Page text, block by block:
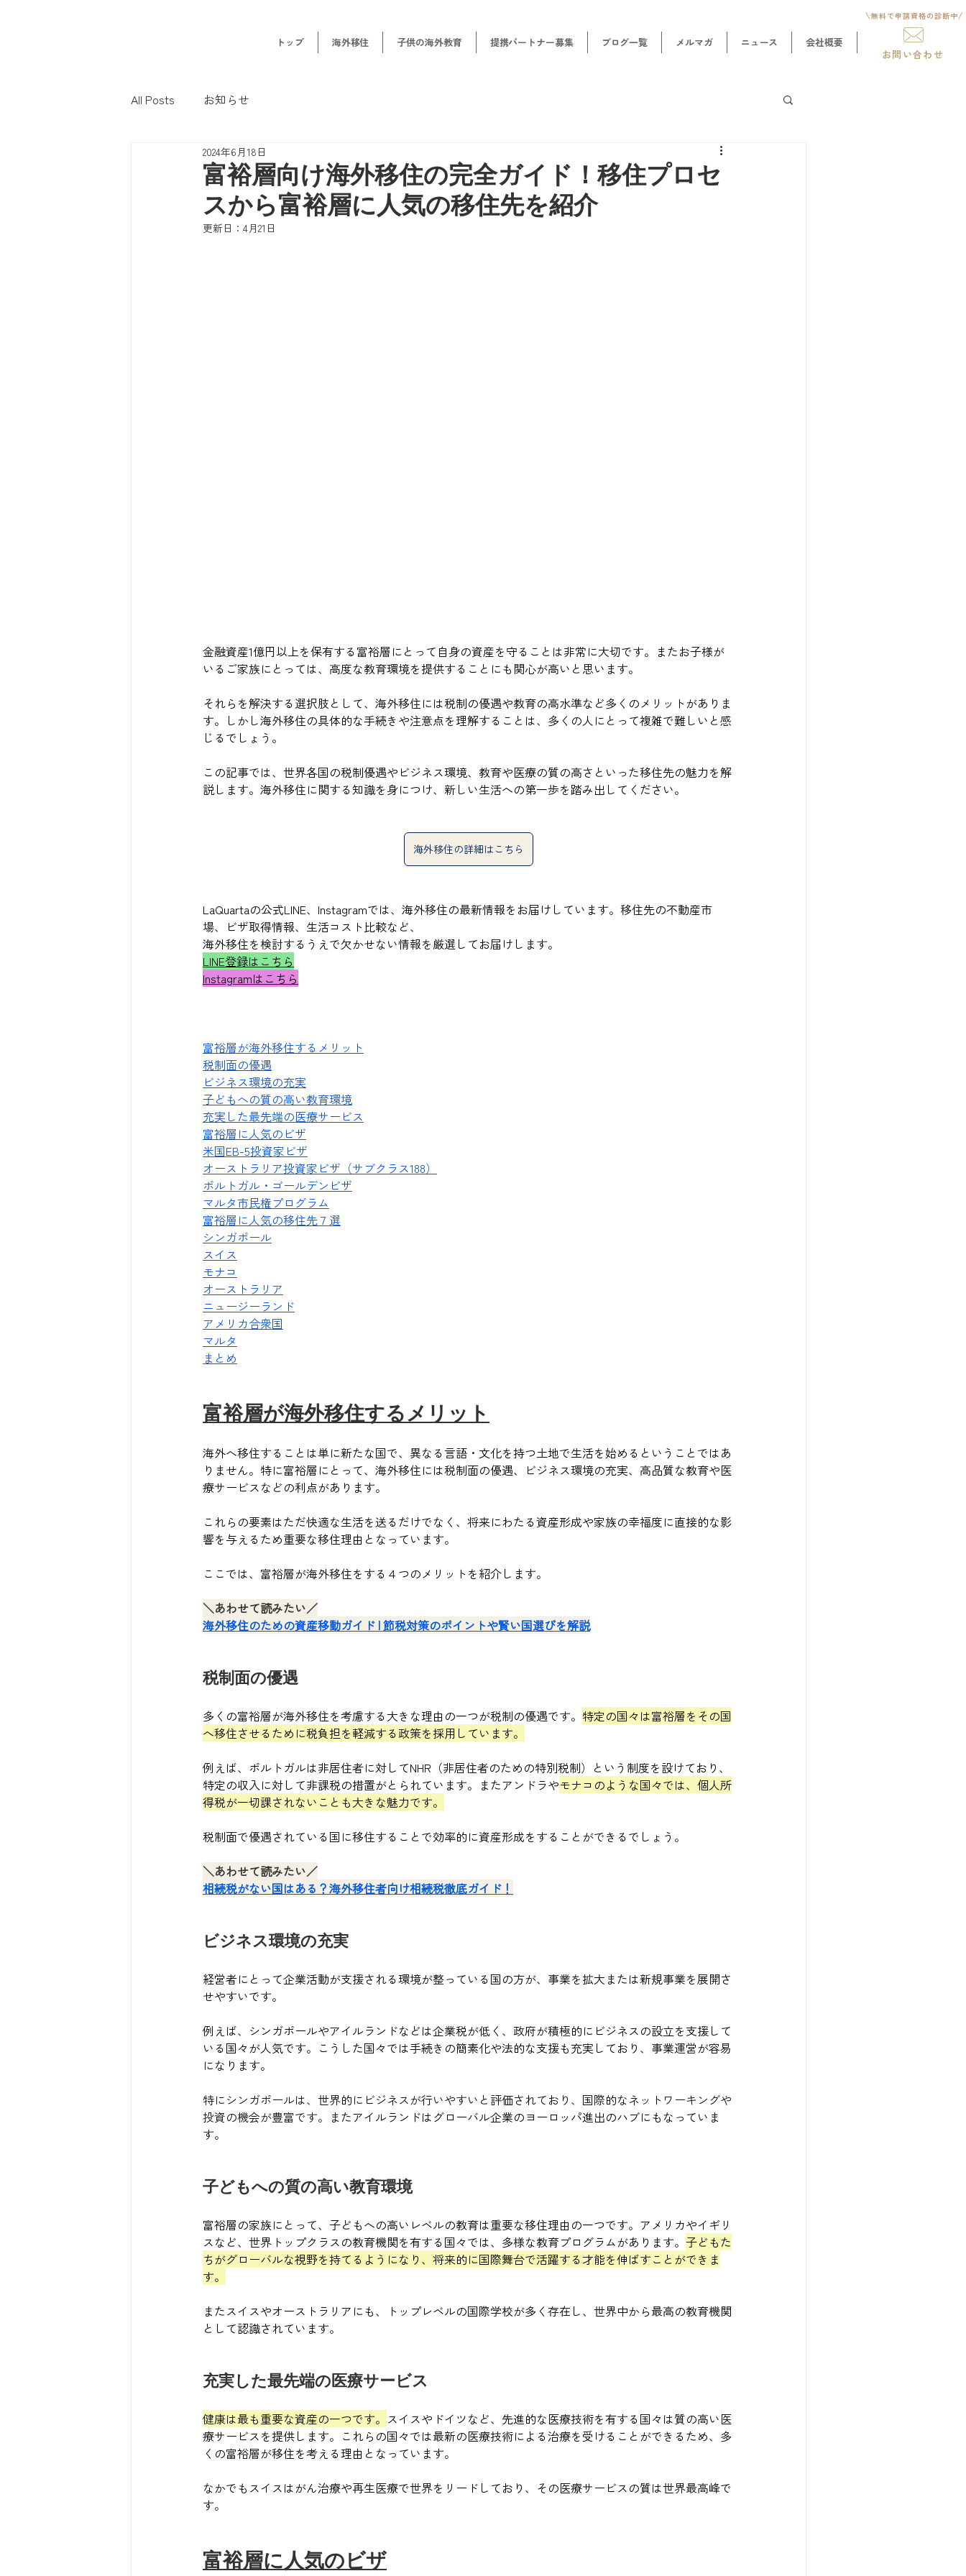
お問い合わせ
トップ 海外移住 子供の海外教育 提携パートナー募集 ブログ一覧 メルマガ ニュース 会社概要
\ 無料で申請資格の診断中/
All Posts お知らせ
富裕層向け海外移住の完全ガイド！移住プロセ
スから富裕層に人気の移住先を紹介
2024年6月18日
更新日： 4月21日
金融資産1億円以上を保有する富裕層にとって自身の資産を守ることは非常に大切です。またお子様が
いるご家族にとっては、高度な教育環境を提供することにも関心が高いと思います。
それらを解決する選択肢として、海外移住には税制の優遇や教育の高水準など多くのメリットがありま
す。しかし海外移住の具体的な手続きや注意点を理解することは、多くの人にとって複雑で難しいと感
じるでしょう。
この記事では、世界各国の税制優遇やビジネス環境、教育や医療の質の高さといった移住先の魅力を解
説します。海外移住に関する知識を身につけ、新しい生活への第一歩を踏み出してください。
海外移住の詳細はこちら
LaQuartaの公式LINE、Instagramでは、海外移住の最新情報をお届けしています。移住先の不動産市
場、ビザ取得情報、生活コスト比較など、
海外移住を検討するうえで欠かせない情報を厳選してお届けします。
LINE登録はこちら
Instagramはこちら
富裕層が海外移住するメリット
税制面の優遇
ビジネス環境の充実
子どもへの質の高い教育環境
充実した最先端の医療サービス
富裕層に人気のビザ
米国EB-5投資家ビザ
オーストラリア投資家ビザ（サブクラス188）
ポルトガル・ゴールデンビザ
マルタ市民権プログラム
富裕層に人気の移住先７選
シンガポール
スイス
モナコ
オーストラリア
ニュージーランド
アメリカ合衆国
マルタ
まとめ
富裕層が海外移住するメリット
海外へ移住することは単に新たな国で、異なる言語・文化を持つ土地で生活を始めるということではあ
りません。特に富裕層にとって、海外移住には税制面の優遇、ビジネス環境の充実、高品質な教育や医
療サービスなどの利点があります。
これらの要素はただ快適な生活を送るだけでなく、将来にわたる資産形成や家族の幸福度に直接的な影
響を与えるため重要な移住理由となっています。
ここでは、富裕層が海外移住をする４つのメリットを紹介します。
＼あわせて読みたい／
海外移住のための資産移動ガイド | 節税対策のポイントや賢い国選びを解説
税制面の優遇
多くの富裕層が海外移住を考慮する大きな理由の一つが税制の優遇です。 特定の国々は富裕層をその国
へ移住させるために税負担を軽減する政策を採用しています。
例えば、ポルトガルは非居住者に対してNHR（非居住者のための特別税制）という制度を設けており、
特定の収入に対して非課税の措置がとられています。またアンドラやモナコのような国々では、個人所
得税が一切課されないことも大きな魅力です。
税制面で優遇されている国に移住することで効率的に資産形成をすることができるでしょう。
＼あわせて読みたい／
相続税がない国はある？海外移住者向け相続税徹底ガイド！
ビジネス環境の充実
経営者にとって企業活動が支援される環境が整っている国の方が、事業を拡大または新規事業を展開さ
せやすいです。
例えば、シンガポールやアイルランドなどは企業税が低く、政府が積極的にビジネスの設立を支援して
いる国々が人気です。こうした国々では手続きの簡素化や法的な支援も充実しており、事業運営が容易
になります。
特にシンガポールは、世界的にビジネスが行いやすいと評価されており、国際的なネットワーキングや
投資の機会が豊富です。またアイルランドはグローバル企業のヨーロッパ進出のハブにもなっていま
す。
子どもへの質の高い教育環境
富裕層の家族にとって、子どもへの高いレベルの教育は重要な移住理由の一つです。アメリカやイギリ
スなど、世界トップクラスの教育機関を有する国々では、多様な教育プログラムがあります。 子どもた
ちがグローバルな視野を持てるようになり、将来的に国際舞台で活躍する才能を伸ばすことができま
す。
またスイスやオーストラリアにも、トップレベルの国際学校が多く存在し、世界中から最高の教育機関
として認識されています。
充実した最先端の医療サービス
健康は最も重要な資産の一つです。 スイスやドイツなど、先進的な医療技術を有する国々は質の高い医
療サービスを提供します。これらの国々では最新の医療技術による治療を受けることができるため、多
くの富裕層が移住を考える理由となっています。
なかでもスイスはがん治療や再生医療で世界をリードしており、その医療サービスの質は世界最高峰で
す。
富裕層に人気のビザ